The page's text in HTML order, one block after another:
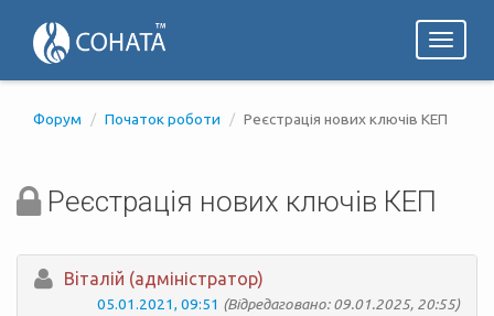
Toggle
Форум Початок роботи Реєстрація нових ключів КЕП
Реєстрація нових ключів КЕП
Вiталій (адміністратор)
05.01.2021, 09:51 (Відредаговано: 09.01.2025, 20:55)